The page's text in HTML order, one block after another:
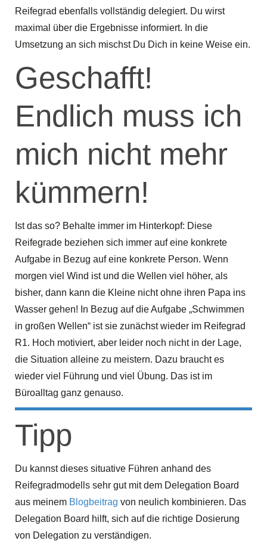
Reifegrad ebenfalls vollständig delegiert. Du wirst
maximal über die Ergebnisse informiert. In die
Umsetzung an sich mischst Du Dich in keine Weise ein.
Geschafft!
Endlich muss ich
mich nicht mehr
kümmern!
Ist das so? Behalte immer im Hinterkopf: Diese
Reifegrade beziehen sich immer auf eine konkrete
Aufgabe in Bezug auf eine konkrete Person. Wenn
morgen viel Wind ist und die Wellen viel höher, als
bisher, dann kann die Kleine nicht ohne ihren Papa ins
Wasser gehen! In Bezug auf die Aufgabe „Schwimmen
in großen Wellen“ ist sie zunächst wieder im Reifegrad
R1. Hoch motiviert, aber leider noch nicht in der Lage,
die Situation alleine zu meistern. Dazu braucht es
wieder viel Führung und viel Übung. Das ist im
Büroalltag ganz genauso.
Tipp
Du kannst dieses situative Führen anhand des
Reifegradmodells sehr gut mit dem Delegation Board
aus meinem Blogbeitrag von neulich kombinieren. Das
Delegation Board hilft, sich auf die richtige Dosierung
von Delegation zu verständigen.